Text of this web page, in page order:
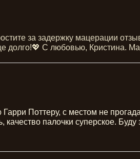
за задержку мацерации
долго!💖 С любовью, Кристина.
Гарри Поттеру, с местом не
качество палочки суперское.